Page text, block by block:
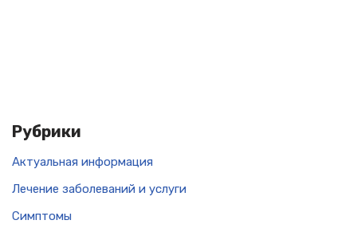
Рубрики
Актуальная информация
Лечение заболеваний и услуги
Симптомы